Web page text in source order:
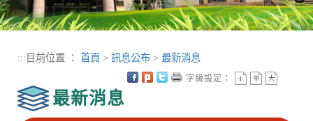
::: 目前位置 ： 首頁 > 訊息公布 > 最新消息
最新消息
字級設定：